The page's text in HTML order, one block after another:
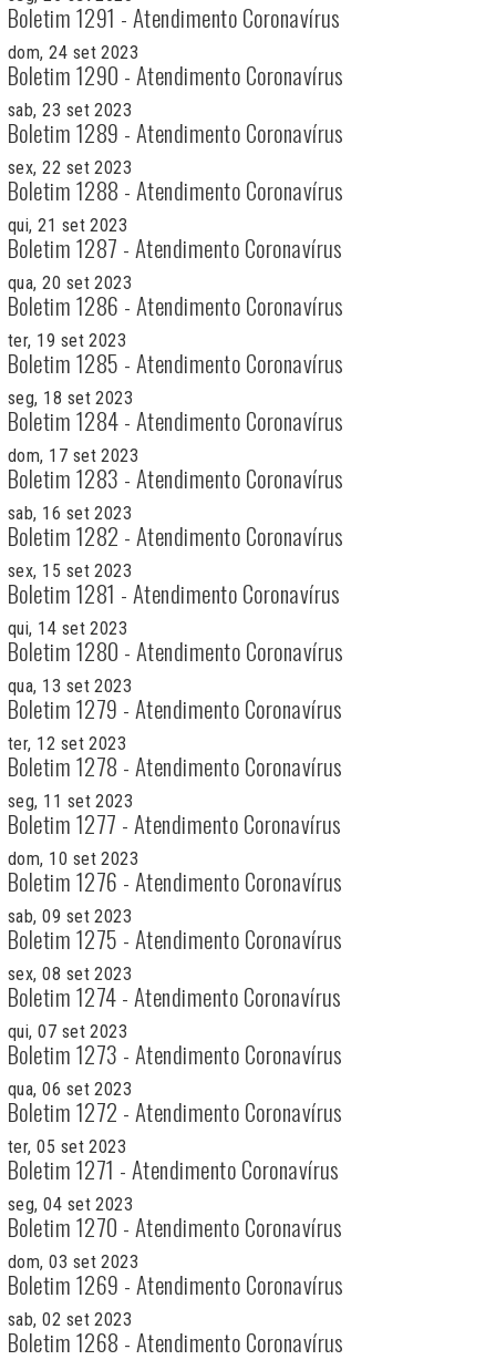
Boletim 1291 - Atendimento Coronavírus
dom, 24 set 2023
Boletim 1290 - Atendimento Coronavírus
sab, 23 set 2023
Boletim 1289 - Atendimento Coronavírus
sex, 22 set 2023
Boletim 1288 - Atendimento Coronavírus
qui, 21 set 2023
Boletim 1287 - Atendimento Coronavírus
qua, 20 set 2023
Boletim 1286 - Atendimento Coronavírus
ter, 19 set 2023
Boletim 1285 - Atendimento Coronavírus
seg, 18 set 2023
Boletim 1284 - Atendimento Coronavírus
dom, 17 set 2023
Boletim 1283 - Atendimento Coronavírus
sab, 16 set 2023
Boletim 1282 - Atendimento Coronavírus
sex, 15 set 2023
Boletim 1281 - Atendimento Coronavírus
qui, 14 set 2023
Boletim 1280 - Atendimento Coronavírus
qua, 13 set 2023
Boletim 1279 - Atendimento Coronavírus
ter, 12 set 2023
Boletim 1278 - Atendimento Coronavírus
seg, 11 set 2023
Boletim 1277 - Atendimento Coronavírus
dom, 10 set 2023
Boletim 1276 - Atendimento Coronavírus
sab, 09 set 2023
Boletim 1275 - Atendimento Coronavírus
sex, 08 set 2023
Boletim 1274 - Atendimento Coronavírus
qui, 07 set 2023
Boletim 1273 - Atendimento Coronavírus
qua, 06 set 2023
Boletim 1272 - Atendimento Coronavírus
ter, 05 set 2023
Boletim 1271 - Atendimento Coronavírus
seg, 04 set 2023
Boletim 1270 - Atendimento Coronavírus
dom, 03 set 2023
Boletim 1269 - Atendimento Coronavírus
sab, 02 set 2023
Boletim 1268 - Atendimento Coronavírus